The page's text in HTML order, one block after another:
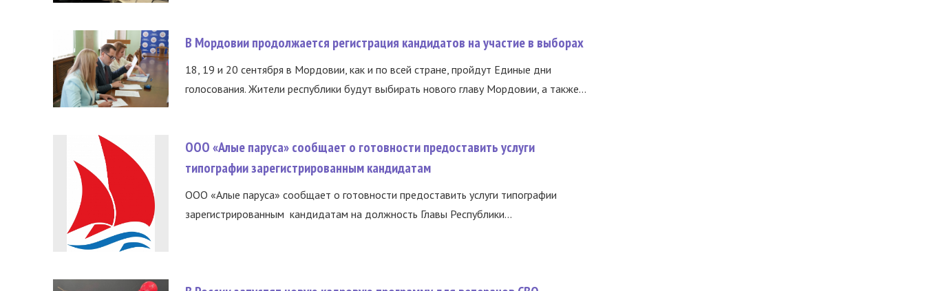
В Мордовии продолжается регистрация кандидатов на участие в выборах
18, 19 и 20 сентября в Мордовии, как и по всей стране, пройдут Единые дни
голосования. Жители республики будут выбирать нового главу Мордовии, а также...
ООО «Алые паруса» сообщает о готовности предоставить услуги
типографии зарегистрированным кандидатам
ООО «Алые паруса» сообщает о готовности предоставить услуги типографии
зарегистрированным кандидатам на должность Главы Республики...